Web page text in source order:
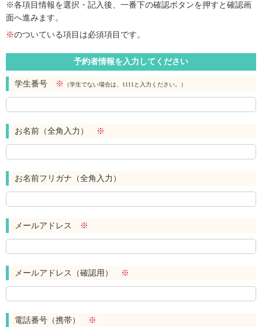
※各項目情報を選択・記入後、一番下の確認ボタンを押すと確認画
面へ進みます。
※のついている項目は必須項目です。
予約者情報を入力してください
学生番号 ※ （学生でない場合は、1111と入力ください。）
お名前（全角入力） ※
お名前フリガナ（全角入力）
メールアドレス ※
メールアドレス（確認用） ※
電話番号（携帯） ※